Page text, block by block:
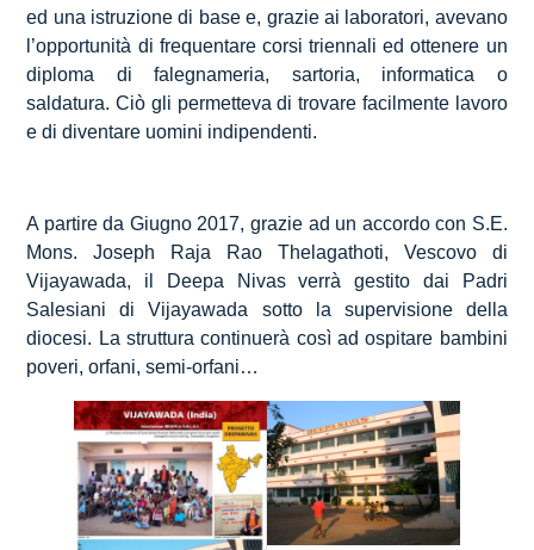
ed una istruzione di base e, grazie ai laboratori, avevano
l’opportunità di frequentare corsi triennali ed ottenere un
diploma di falegnameria, sartoria, informatica o
saldatura. Ciò gli permetteva di trovare facilmente lavoro
e di diventare uomini indipendenti.
A partire da Giugno 2017, grazie ad un accordo con S.E.
Mons. Joseph Raja Rao Thelagathoti, Vescovo di
Vijayawada, il Deepa Nivas verrà gestito dai Padri
Salesiani di Vijayawada sotto la supervisione della
diocesi. La struttura continuerà così ad ospitare bambini
poveri, orfani, semi-orfani…